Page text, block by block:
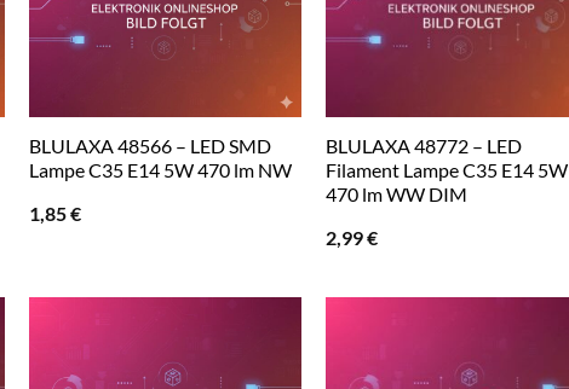
BLULAXA 48566 – LED SMD
Lampe C35 E14 5W 470 lm NW
1,85€
BLULAXA 48772 – LED
Filament Lampe C35 E14 5W
470 lm WW DIM
2,99€